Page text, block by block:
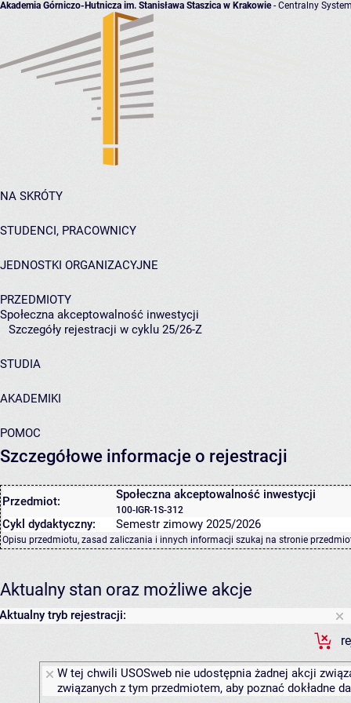
Akademia Górniczo-Hutnicza im. Stanisława Staszica w Krakowie- Centralny
NA SKRÓTY
STUDENCI, PRACOWNICY
JEDNOSTKI ORGANIZACYJNE
PRZEDMIOTY
Społeczna akceptowalność inwestycji
Szczegóły rejestracji w cyklu 25/26-Z
STUDIA
AKADEMIKI
POMOC
Szczegółowe informacje o rejestracji
Przedmiot: Społeczna akceptowalność inwestycji
100-IGR-1S-312
Cykl dydaktyczny: Semestr zimowy 2025/2026
Opisu przedmiotu, zasad zaliczania i innych informacji szukaj na stronie
Aktualny stan oraz możliwe akcje
Aktualny tryb rejestracji:
W tej chwili USOSweb nie udostępnia żadnej akcji
związanych z tym przedmiotem, aby poznać dokładne